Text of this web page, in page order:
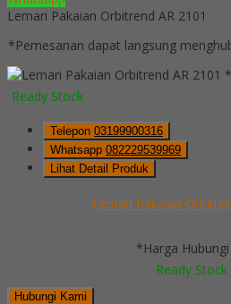
Lemari Pakaian Orbitrend AR 2101
*Pemesanan dapat langsung
Ready Stock
Telepon 03199900316
Whatsapp 082229539969
Lihat Detail Produk
Lemari Pakaian
*Harga Hubungi
Ready Stock
Hubungi Kami